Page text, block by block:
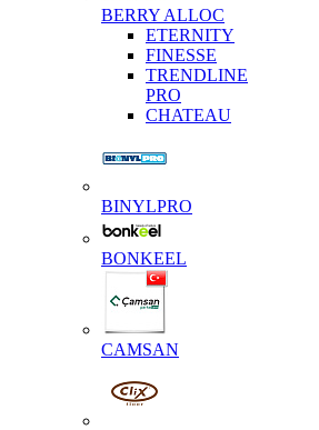
BERRY ALLOC
ETERNITY
FINESSE
TRENDLINE
PRO
CHATEAU
BINYLPRO
BONKEEL
CAMSAN